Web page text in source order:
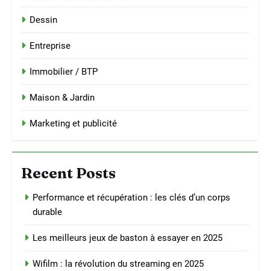
Dessin
Entreprise
Immobilier / BTP
Maison & Jardin
Marketing et publicité
Recent Posts
Performance et récupération : les clés d’un corps
durable
Les meilleurs jeux de baston à essayer en 2025
Wifilm : la révolution du streaming en 2025